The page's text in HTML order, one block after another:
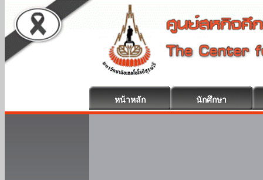
หน้าหลัก นักศึกษา